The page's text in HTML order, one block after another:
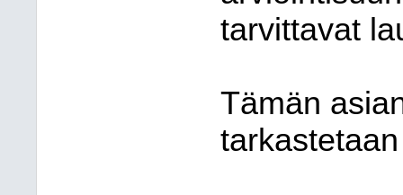
tarvittavat
Tämän